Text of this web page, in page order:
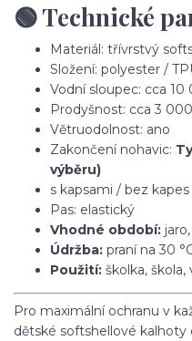
🟢 Technické
Materiál: třívrstvý
Složení: polyester /
Vodní sloupec: cca
Prodyšnost: cca 3
Větruodolnost: ano
Zakončení nohavic:
výběru)
s kapsami / bez kapes
Pas: elastický
Vhodné období:
Údržba: praní na 30
Použití: školka,
Pro maximální ochranu v
dětské softshellové